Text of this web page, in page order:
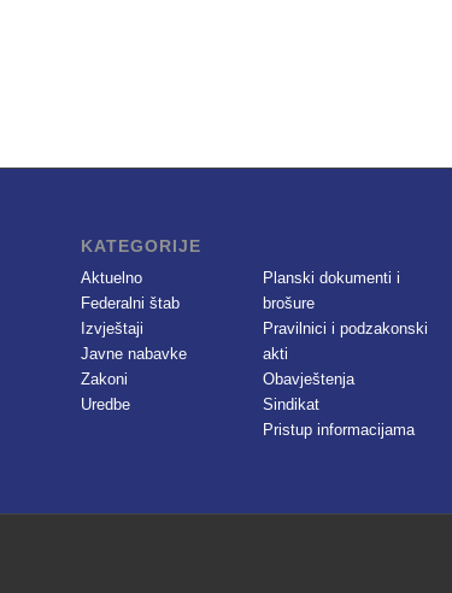
KATEGORIJE
Aktuelno
Federalni štab
Izvještaji
Javne nabavke
Zakoni
Uredbe
Planski dokumenti i
brošure
Pravilnici i podzakonski
akti
Obavještenja
Sindikat
Pristup informacijama